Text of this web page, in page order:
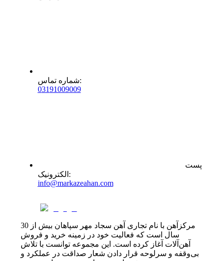
شماره تماس:
03191009009
پست
الکترونیک :
info@markazeahan.com
مرکزآهن با نام تجاری آهن سجاد مهر سپاهان بیش از 30
سال است که فعالیت خود در زمینه خرید و فروش
آهن‌آلات آغاز کرده است. این مجموعه توانست با تلاش
بی‌وقفه و سرلوحه قرار دادن شعار صداقت در عملکرد و